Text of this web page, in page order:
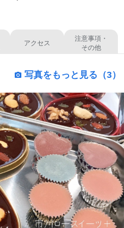
アクセス
注意事項・
その他
写真をもっと見る（3）